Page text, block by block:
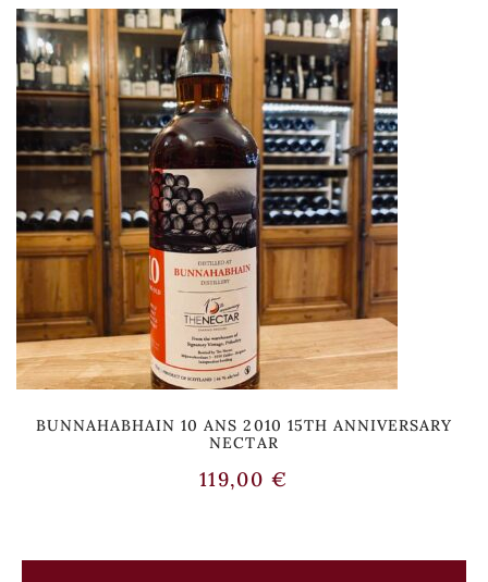
BUNNAHABHAIN 10 ANS 2010 15TH ANNIVERSARY
NECTAR
119,00 €